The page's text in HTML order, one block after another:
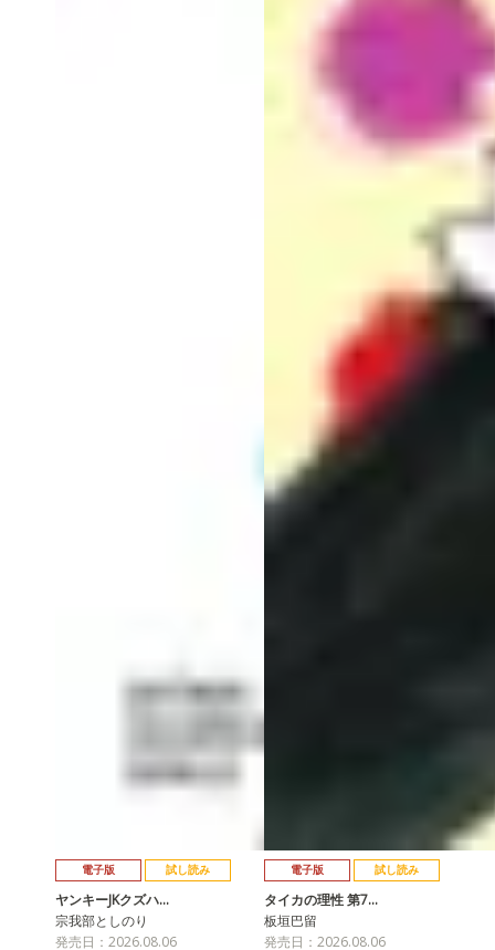
電子版 試し読み
ヤンキーJKクズハ…
宗我部としのり
発売日：2026.08.06
電子版 試し読み
タイカの理性 第7…
板垣巴留
発売日：2026.08.06